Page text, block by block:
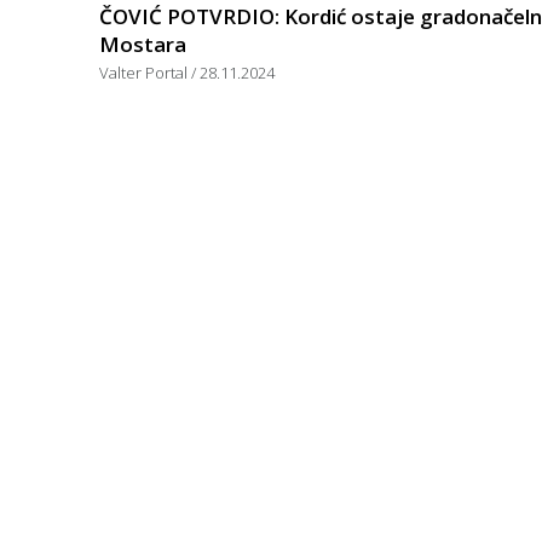
ČOVIĆ POTVRDIO: Kordić ostaje
Mostara
Valter Portal 28.11.2024